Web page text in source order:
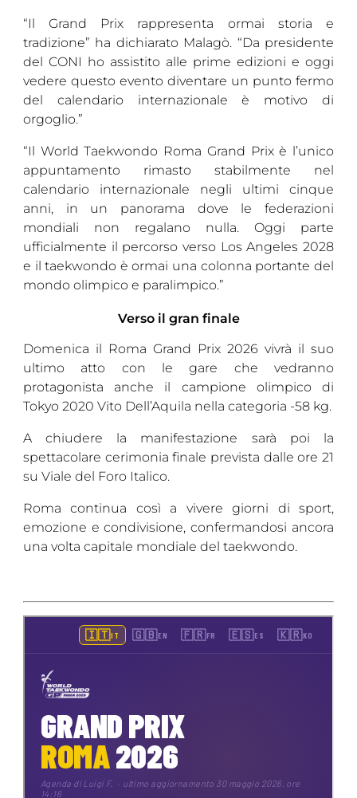
“Il Grand Prix rappresenta ormai storia e
tradizione” ha dichiarato Malagò. “Da presidente
del CONI ho assistito alle prime edizioni e oggi
vedere questo evento diventare un punto fermo
del calendario internazionale è motivo di
orgoglio.”
“Il World Taekwondo Roma Grand Prix è l’unico
appuntamento rimasto stabilmente nel
calendario internazionale negli ultimi cinque
anni, in un panorama dove le federazioni
mondiali non regalano nulla. Oggi parte
ufficialmente il percorso verso Los Angeles 2028
e il taekwondo è ormai una colonna portante del
mondo olimpico e paralimpico.”
Verso il gran finale
Domenica il Roma Grand Prix 2026 vivrà il suo
ultimo atto con le gare che vedranno
protagonista anche il campione olimpico di
Tokyo 2020 Vito Dell’Aquila nella categoria -58 kg.
A chiudere la manifestazione sarà poi la
spettacolare cerimonia finale prevista dalle ore 21
su Viale del Foro Italico.
Roma continua così a vivere giorni di sport,
emozione e condivisione, confermandosi ancora
una volta capitale mondiale del taekwondo.